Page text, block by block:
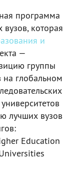
программа
которая
и
—
группы
на глобальном
лучших вузов
Education